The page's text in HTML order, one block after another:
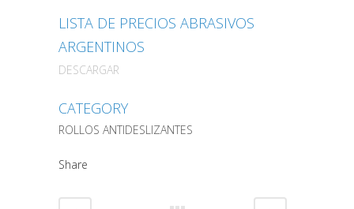
LISTA DE PRECIOS ABRASIVOS
ARGENTINOS
DESCARGAR
CATEGORY
ROLLOS ANTIDESLIZANTES
Share